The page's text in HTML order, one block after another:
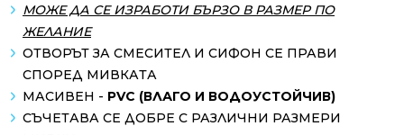
МОЖЕ ДА СЕ ИЗРАБОТИ БЪРЗО В РАЗМЕР ПО
ЖЕЛАНИЕ
ОТВОРЪТ ЗА СМЕСИТЕЛ И СИФОН СЕ ПРАВИ
СПОРЕД МИВКАТА
МАСИВЕН - PVC (ВЛАГО И ВОДОУСТОЙЧИВ)
СЪЧЕТАВА СЕ ДОБРЕ С РАЗЛИЧНИ РАЗМЕРИ